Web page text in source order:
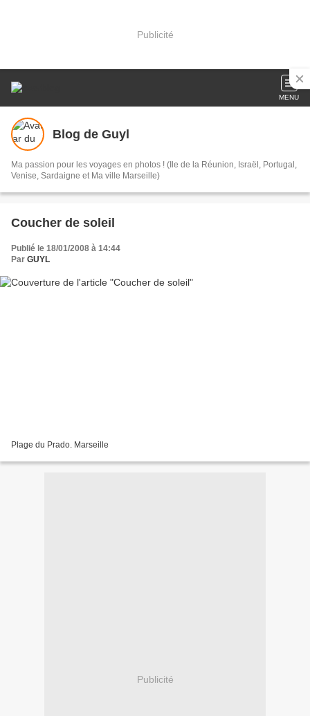
Publicité
MENU
Blog de Guyl
Ma passion pour les voyages en photos ! (Ile de la Réunion, Israël, Portugal,
Venise, Sardaigne et Ma ville Marseille)
Coucher de soleil
Publié le 18/01/2008 à 14:44
Par GUYL
Plage du Prado. Marseille
Publicité